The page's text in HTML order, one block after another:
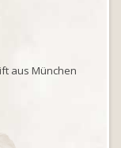
aus München